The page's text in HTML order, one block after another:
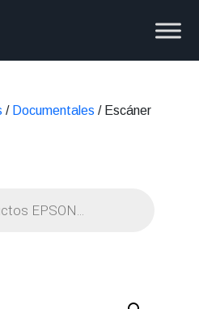
/ Documentales / Escáner